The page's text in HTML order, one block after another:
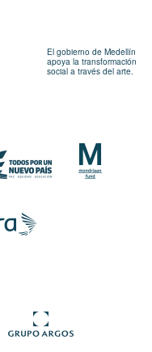
El gobierno de Medellín
apoya la transformación
social a través del arte.